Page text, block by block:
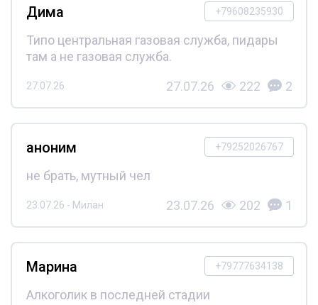
+79608235930
Дима
Типо центральная газовая служба, пидары
там а не газовая служба.
27.07.26 27.07.26 222 2
+79252026767
аноним
не брать, мутный чел
23.07.26 - Милан 23.07.26 202 1
+79777634138
Марина
Алкоголик в последней стадии